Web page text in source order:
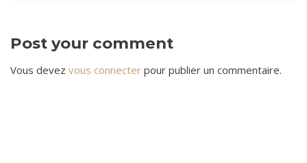
Post your comment
Vous devez vous connecter pour publier un commentaire.